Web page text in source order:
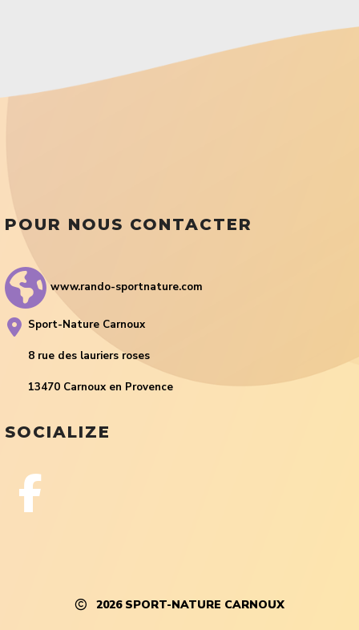
POUR NOUS CONTACTER
www.rando-sportnature.com
Sport-Nature Carnoux
8 rue des lauriers roses
13470 Carnoux en Provence
SOCIALIZE
2026 SPORT-NATURE CARNOUX